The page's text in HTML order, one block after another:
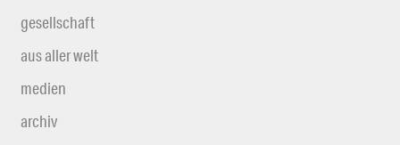
gesellschaft
aus aller welt
medien
archiv